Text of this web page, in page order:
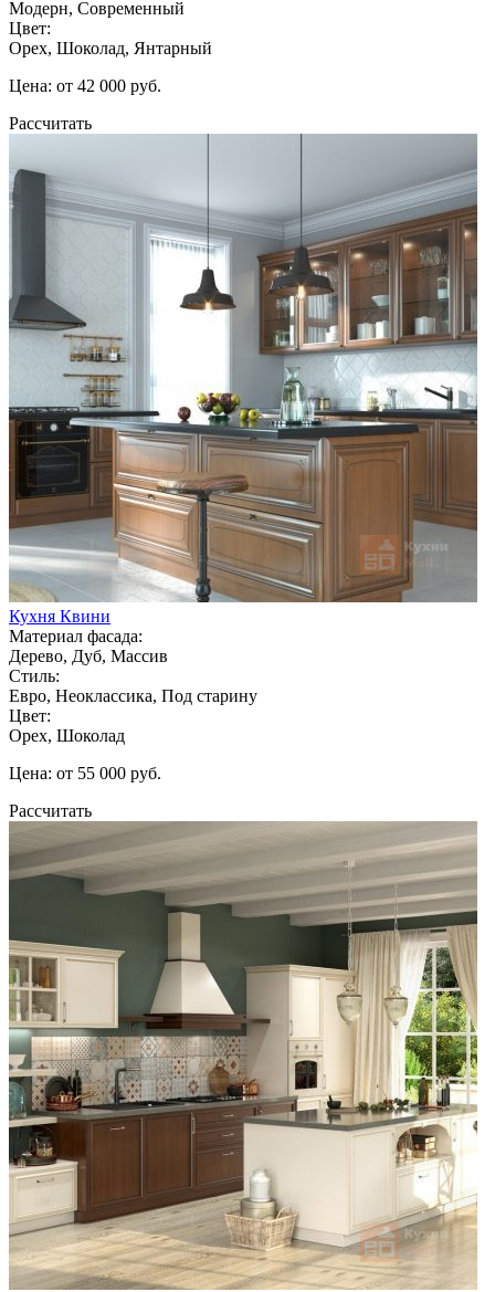
Модерн, Современный
Цвет:
Орех, Шоколад, Янтарный
Цена: от 42 000 руб.
Рассчитать
Кухня Квини
Материал фасада:
Дерево, Дуб, Массив
Стиль:
Евро, Неоклассика, Под старину
Цвет:
Орех, Шоколад
Цена: от 55 000 руб.
Рассчитать